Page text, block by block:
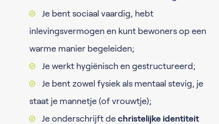
Je bent sociaal vaardig, hebt
inlevingsvermogen en kunt bewoners op een
warme manier begeleiden;
Je werkt hygiënisch en gestructureerd;
Je bent zowel fysiek als mentaal stevig, je
staat je mannetje (of vrouwtje);
Je onderschrijft de christelijke identiteit